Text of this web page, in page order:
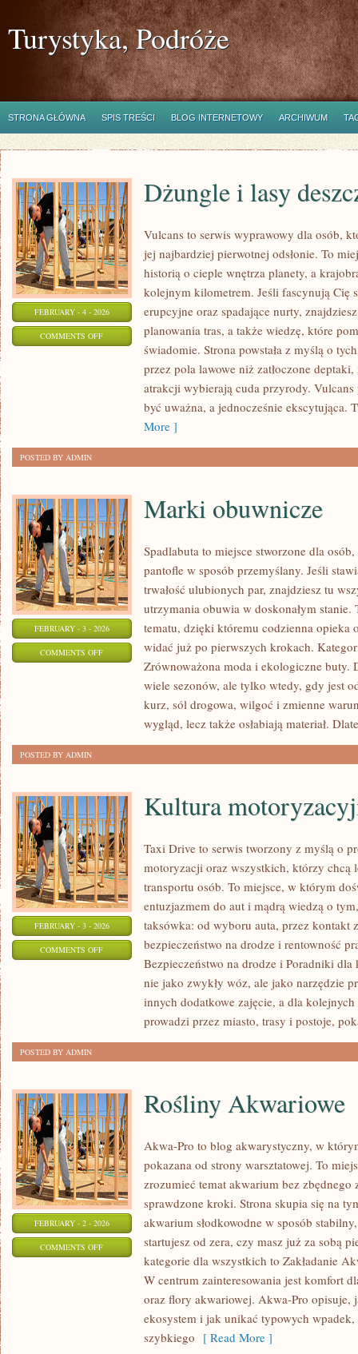
Turystyka, Podróże
STRONA GŁÓWNA SPIS TREŚCI BLOG INTERNETOWY ARCHIWUM
FEBRUARY - 4 - 2026
COMMENTS OFFON
DESZCZOWE
Dżungle i lasy
Vulcans to serwis wyprawowy dla osób,
jej najbardziej pierwotnej odsłonie. To
historią o cieple wnętrza planety, a
kolejnym kilometrem. Jeśli fascynują Cię
erupcyjne oraz spadające nurty,
planowania tras, a także wiedzę, które
świadomie. Strona powstała z myślą o
przez pola lawowe niż zatłoczone
atrakcji wybierają cuda przyrody.
być uważna, a jednocześnie ekscytująca.
More ]
POSTED BY ADMIN
FEBRUARY - 3 - 2026
COMMENTS OFFON
OBUWNICZE
Marki obuwnicze
Spadlabuta to miejsce stworzone dla
pantofle w sposób przemyślany. Jeśli
trwałość ulubionych par, znajdziesz tu
utrzymania obuwia w doskonałym stanie.
tematu, dzięki któremu codzienna opieka
widać już po pierwszych krokach.
Zrównoważona moda i ekologiczne buty.
wiele sezonów, ale tylko wtedy, gdy jest
kurz, sól drogowa, wilgoć i zmienne
wygląd, lecz także osłabiają materiał.
POSTED BY ADMIN
FEBRUARY - 3 - 2026
COMMENTS OFFON
MOTORYZACYJNA
Kultura
Taxi Drive to serwis tworzony z myślą o
motoryzacji oraz wszystkich, którzy chcą
transportu osób. To miejsce, w którym
entuzjazmem do aut i mądrą wiedzą o
taksówka: od wyboru auta, przez kontakt
bezpieczeństwo na drodze i rentowność
Bezpieczeństwo na drodze i Poradniki
nie jako zwykły wóz, ale jako narzędzie
innych dodatkowe zajęcie, a dla
prowadzi przez miasto, trasy i postoje,
POSTED BY ADMIN
FEBRUARY - 2 - 2026
COMMENTS OFFON
AKWARIOWE
Rośliny Akwariowe
Akwa-Pro to blog akwarystyczny, w
pokazana od strony warsztatowej. To
zrozumieć temat akwarium bez zbędnego
sprawdzone kroki. Strona skupia się na
akwarium słodkowodne w sposób
startujesz od zera, czy masz już za sobą
kategorie dla wszystkich to Zakładanie
W centrum zainteresowania jest komfort
oraz flory akwariowej. Akwa-Pro opisuje,
ekosystem i jak unikać typowych
szybkiego [ Read More ]